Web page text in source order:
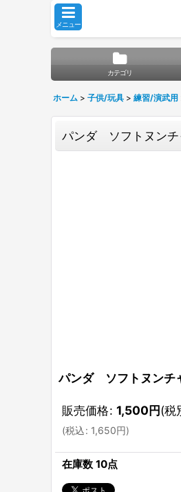
メニュー
カテゴリ
ホーム > 子供/玩具 > 練習/演武用
パンダ ソフトヌンチ
パンダ ソフトヌンチ
販売価格: 1,500円(税
(税込: 1,650円)
在庫数 10点